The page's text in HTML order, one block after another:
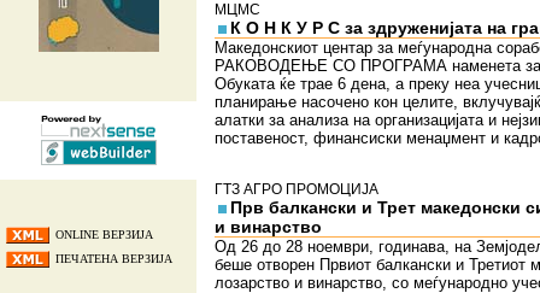
ONLINE ВЕРЗИЈА
ПЕЧАТЕНА ВЕРЗИЈА
МЦМС
К О Н К У Р С за здруженијата на
Македонскиот центар за меѓународна
РАКОВОДЕЊЕ СО ПРОГРАМА наменета за
Обуката ќе трае 6 дена, а преку неа
планирање насочено кон целите,
алатки за анализа на организацијата и
поставеност, финансиски менаџмент и
ГТЗ АГРО ПРОМОЦИЈА
Прв балкански и Трет македонски
и винарство
Од 26 до 28 ноември, годинава, на
беше отворен Првиот балкански и Третиот
лозарство и винарство, со меѓународно